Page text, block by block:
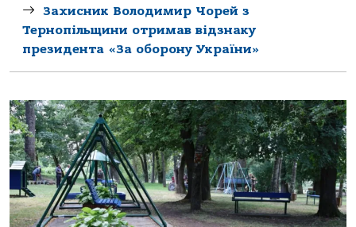
Захисник Володимир Чорей з
Тернопільщини отримав відзнаку
президента «За оборону України»